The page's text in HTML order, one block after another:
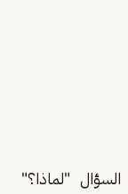
"لماذا؟"